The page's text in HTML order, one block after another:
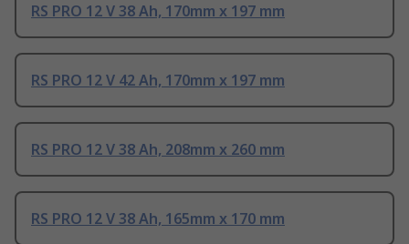
RS PRO 12 V 38 Ah, 170mm x 197 mm
RS PRO 12 V 42 Ah, 170mm x 197 mm
RS PRO 12 V 38 Ah, 208mm x 260 mm
RS PRO 12 V 38 Ah, 165mm x 170 mm